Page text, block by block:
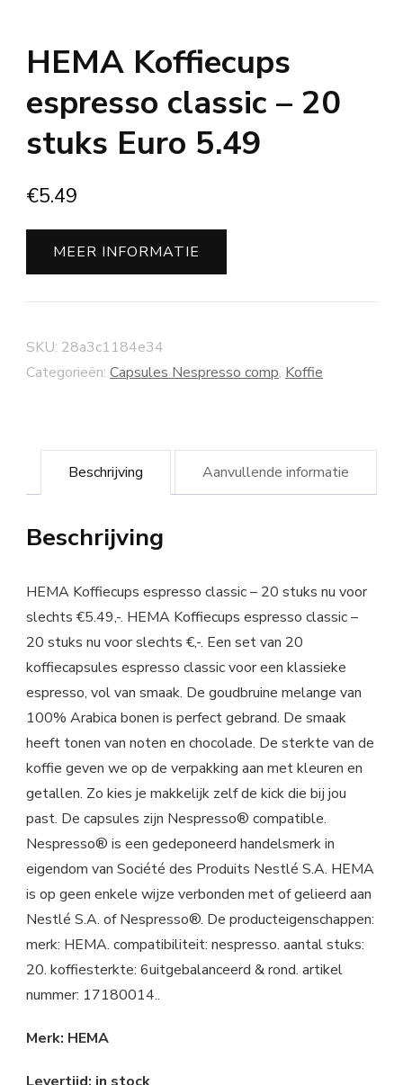
HEMA Koffiecups
espresso classic – 20
stuks Euro 5.49
€5.49
MEER INFORMATIE
SKU: 28a3c1184e34
Categorieën: Capsules Nespresso comp, Koffie
Beschrijving Aanvullende informatie
Beschrijving
HEMA Koffiecups espresso classic – 20 stuks nu voor
slechts €5.49,-. HEMA Koffiecups espresso classic –
20 stuks nu voor slechts €,-. Een set van 20
koffiecapsules espresso classic voor een klassieke
espresso, vol van smaak. De goudbruine melange van
100% Arabica bonen is perfect gebrand. De smaak
heeft tonen van noten en chocolade. De sterkte van de
koffie geven we op de verpakking aan met kleuren en
getallen. Zo kies je makkelijk zelf de kick die bij jou
past. De capsules zijn Nespresso® compatible.
Nespresso® is een gedeponeerd handelsmerk in
eigendom van Société des Produits Nestlé S.A. HEMA
is op geen enkele wijze verbonden met of gelieerd aan
Nestlé S.A. of Nespresso®. De producteigenschappen:
merk: HEMA. compatibiliteit: nespresso. aantal stuks:
20. koffiesterkte: 6uitgebalanceerd & rond. artikel
nummer: 17180014..
Merk: HEMA